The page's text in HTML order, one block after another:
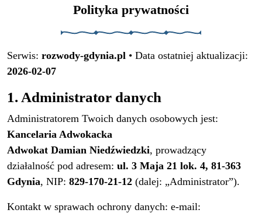
Polityka prywatności
Serwis: rozwody-gdynia.pl • Data ostatniej aktualizacji:
2026-02-07
1. Administrator danych
Administratorem Twoich danych osobowych jest:
Kancelaria Adwokacka
Adwokat Damian Niedźwiedzki, prowadzący
działalność pod adresem: ul. 3 Maja 21 lok. 4, 81-363
Gdynia, NIP: 829-170-21-12 (dalej: „Administrator”).
Kontakt w sprawach ochrony danych: e-mail: